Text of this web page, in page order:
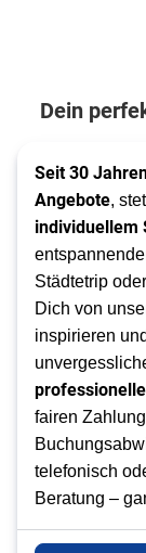
Dein
Seit 30
Angebote,
individuellem
Städtetrip
Dich von
inspirieren
fairen
telefonisch
Beratung –